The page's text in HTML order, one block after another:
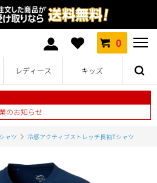
0
レディース キッズ
のお知らせ
ャツ 冷感アクティブストレッチ長袖Tシャツ